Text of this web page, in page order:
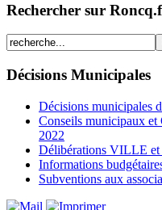
Rechercher sur
Décisions Municipales
Décisions municipales
Conseils municipaux
2022
Délibérations VILLE et
Informations
Subventions aux